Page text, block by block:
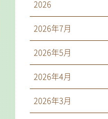
2026
2026年7月
2026年5月
2026年4月
2026年3月